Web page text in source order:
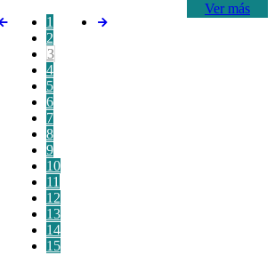
Ver más
1
2
3
4
5
6
7
8
9
10
11
12
13
14
15